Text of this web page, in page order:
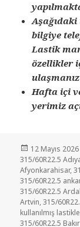
bilgiye
Lastik
özellikler
Hafta içi
yerimiz
Yayın
tarihi
12 Mayıs 2026
315/60R22.5
Afyonkarahisar,
315/60R22.5
315/60R22.5
Artvin ,315/
kullanılmış
315/60R22.5